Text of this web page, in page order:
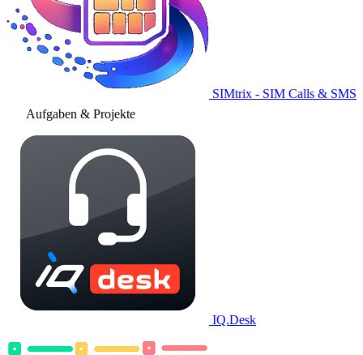
SIMtrix - SIM Calls & SMS
Aufgaben & Projekte
IQ.Desk